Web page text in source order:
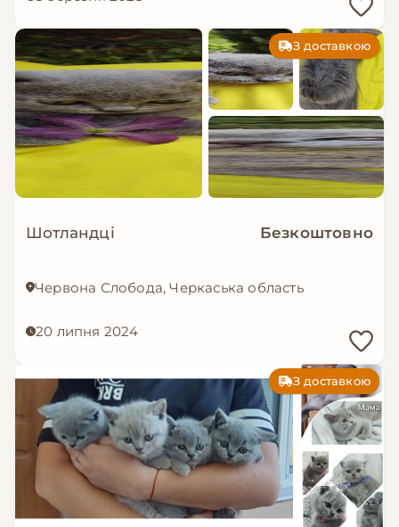
З доставкою
Шотландці Безкоштовно
Червона Слобода, Черкаська область
20 липня 2024
З доставкою